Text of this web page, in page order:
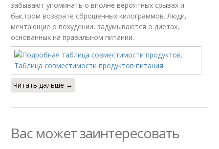
забывают упоминать о вполне вероятных срывах и
быстром возврате сброшенных килограммов. Люди,
мечтающие о похудении, задумываются о диетах,
основанных на правильном питании.
Читать дальше →
Вас может заинтересовать